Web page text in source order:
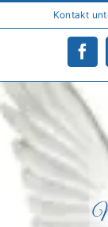
to
Kontakt